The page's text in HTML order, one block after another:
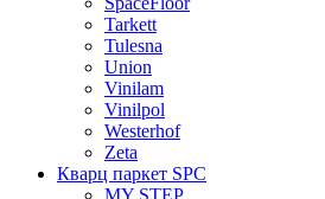
Tarkett
Tulesna
Union
Vinilam
Vinilpol
Westerhof
Zeta
Кварц паркет SPC
MY STEP